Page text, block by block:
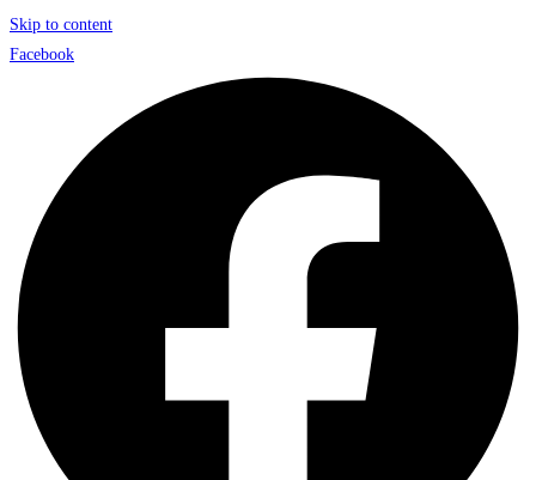
Skip to content
Facebook